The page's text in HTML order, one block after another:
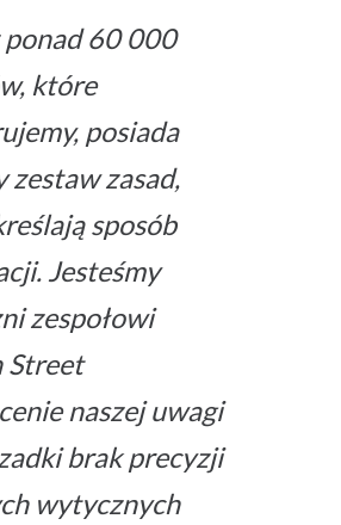
ponad 60 000
które
posiada
zestaw zasad,
sposób
Jesteśmy
zespołowi
Street
naszej uwagi
brak precyzji
wytycznych